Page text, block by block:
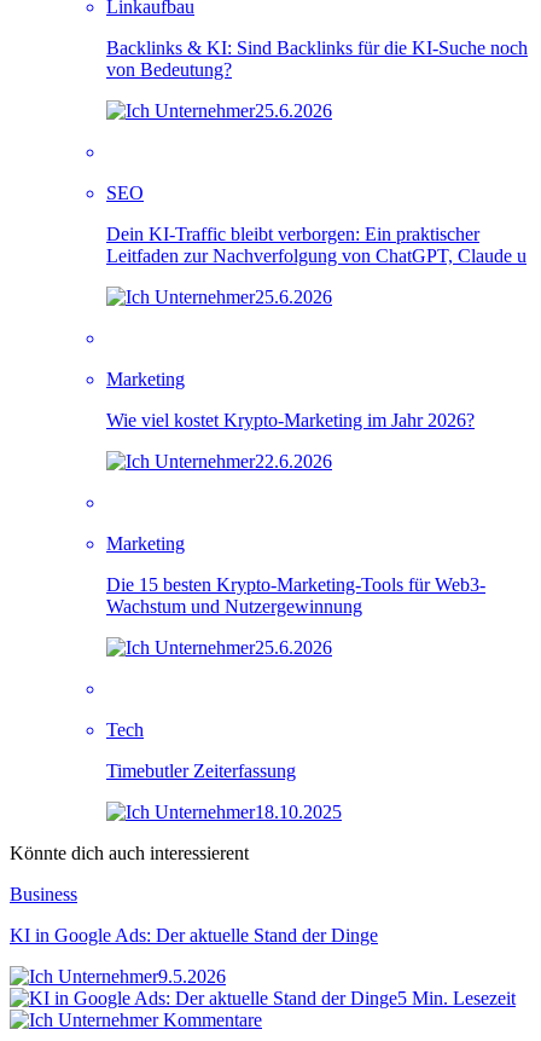
Linkaufbau
Backlinks & KI: Sind Backlinks für die KI-Suche noch
von Bedeutung?
25.6.2026
SEO
Dein KI-Traffic bleibt verborgen: Ein praktischer
Leitfaden zur Nachverfolgung von ChatGPT, Claude u
25.6.2026
Marketing
Wie viel kostet Krypto-Marketing im Jahr 2026?
22.6.2026
Marketing
Die 15 besten Krypto-Marketing-Tools für Web3-
Wachstum und Nutzergewinnung
25.6.2026
Tech
Timebutler Zeiterfassung
18.10.2025
Könnte dich auch interessierent
Business
KI in Google Ads: Der aktuelle Stand der Dinge
9.5.2026
5 Min. Lesezeit
Kommentare